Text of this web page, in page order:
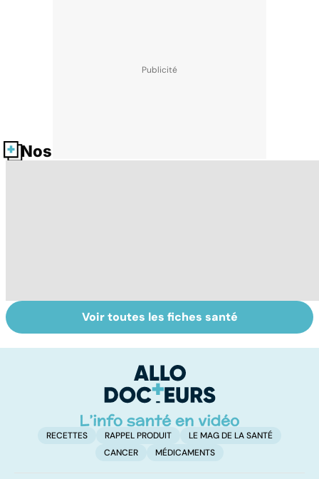
Nos fiches santé
La tuberculose
pulmonaire
Tout savoir sur
les infections
Voir toutes les fiches santé
RECETTES RAPPEL PRODUIT
LE MAG DE LA SANTÉ
CANCER
MÉDICAMENTS